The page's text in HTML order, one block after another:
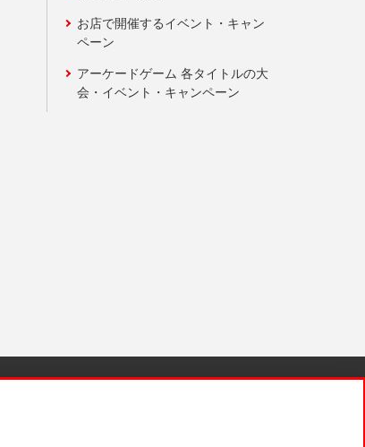
お店で開催するイベント・キャン
ペーン
アーケードゲーム 各タイトルの大
会・イベント・キャンペーン